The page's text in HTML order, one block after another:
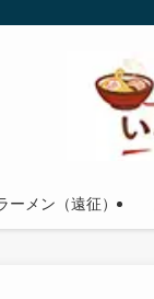
ーメン（遠征）